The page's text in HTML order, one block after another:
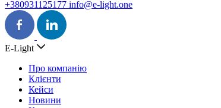
+380931125177 info@e-light.one
E-Light
Про компанію
Клієнти
Кейси
Новини